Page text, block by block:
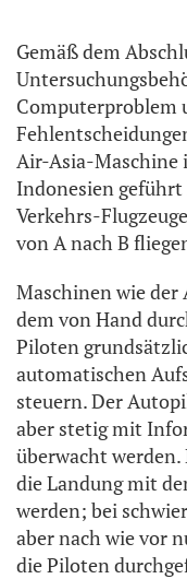
Gemäß dem
Computerproblem
Air-Asia-Maschine
Indonesien geführt
Verkehrs-
von A nach B
Maschinen wie der
dem von Hand
Piloten
automatischen
steuern. Der
aber stetig mit
überwacht werden.
die Landung mit
werden; bei
aber nach wie vor
die Piloten